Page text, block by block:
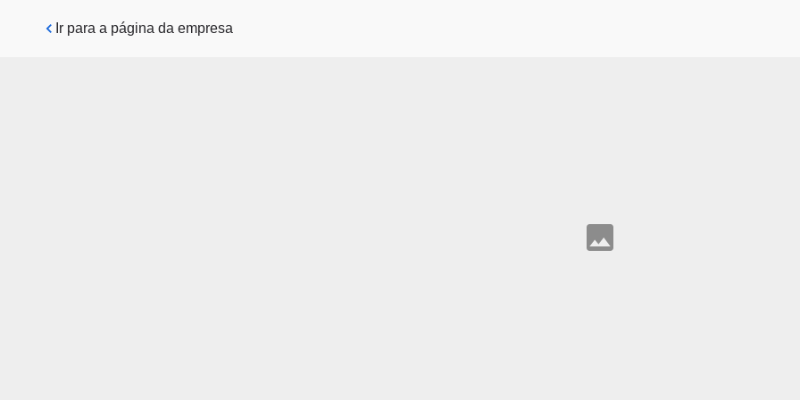
Pular para o conteúdo principal
Ir para a página da empresa